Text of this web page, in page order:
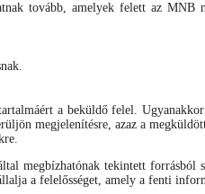
tovább, amelyek felett az MNB
a beküldő felel.
megjelenítésre, azaz a
megbízhatónak tekintett forrásból
a felelősséget, amely a fenti